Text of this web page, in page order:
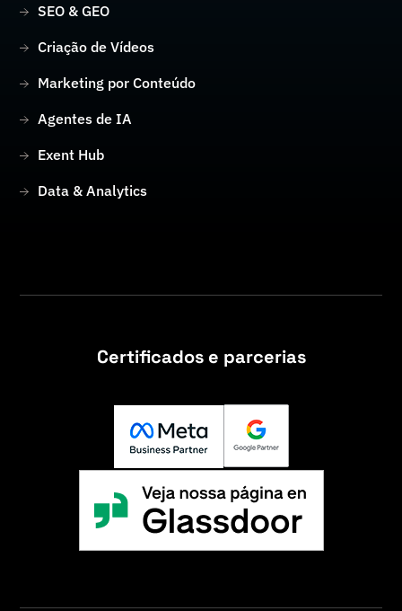
SEO & GEO
Criação de Vídeos
Marketing por Conteúdo
Agentes de IA
Exent Hub
Data & Analytics
Certificados e parcerias